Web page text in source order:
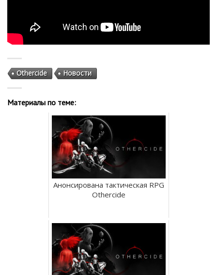
Othercide Новости
Материалы по теме:
Анонсирована тактическая RPG
Othercide